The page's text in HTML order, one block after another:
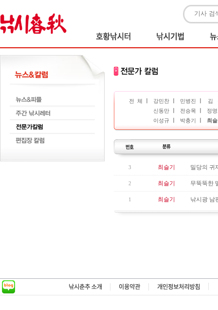
전 체 강민찬 민병진
김
신동만
전승목
정
이성규
박충기 최
3 최슬기 밀당의 귀
2 최슬기 무뚝뚝한
1 최슬기 낚시광 남